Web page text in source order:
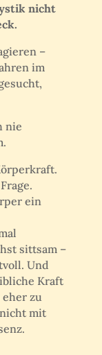
nicht
–
im
nie
ein
sittsam –
Und
Kraft
zu
mit